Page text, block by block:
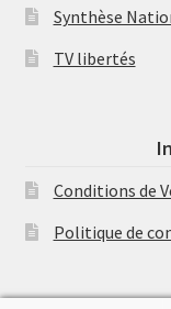
Synthèse
TV libertés
Conditions de
Politique de